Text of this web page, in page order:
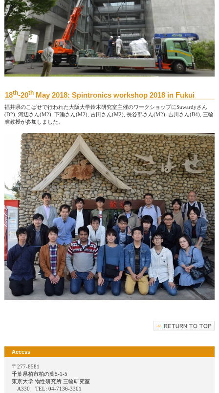
18th-20thMay 2018: Spintronics workshop 2018 in Fukui
福井県のこばせで行われた大阪大学鈴木研究室主催のワークショップにSuwardyさん
(D2), 河辺さん(M2), 下瀬さん(M2), 古田さん(M2), 長谷部さん(M2), 吉川さん(B4), 三輪
准教授が参加しました。
Access
〒277-8581
千葉県柏市柏の葉5-1-5
東京大学 物性研究所 三輪研究室
A330 TEL: 04-7136-3301